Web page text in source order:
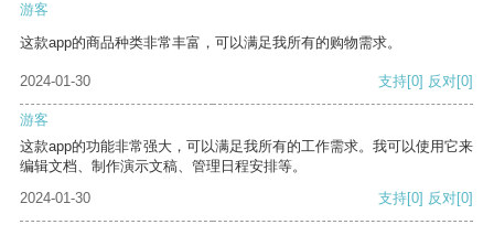
游客
这款app的商品种类非常丰富，可以满足我所有的购物需求。
2024-01-30 支持[0] 反对[0]
游客
这款app的功能非常强大，可以满足我所有的工作需求。我可以使用它来
编辑文档、制作演示文稿、管理日程安排等。
2024-01-30
支持[0] 反对[0]